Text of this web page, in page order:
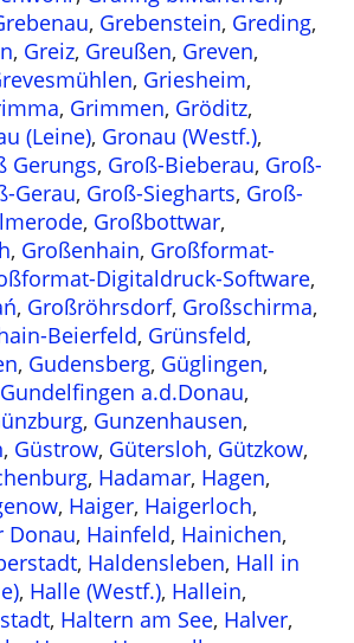
, Grebenstein, Greding,
, Greiz, Greußen, Greven,
, Griesheim,
, Grimmen, Gröditz,
(Leine), Gronau (Westf.),
Gerungs, Groß-Bieberau, Groß-
Gerau, Groß-Siegharts, Groß-
, Großbottwar,
, Großenhain, Großformat-
Digitaldruck-Software,
, Großröhrsdorf, Großschirma,
Beierfeld, Grünsfeld,
, Gudensberg, Güglingen,
Gundelfingen a.d.Donau,
, Gunzenhausen,
, Güstrow, Gütersloh, Gützkow,
, Hadamar, Hagen,
, Haiger, Haigerloch,
Donau, Hainfeld, Hainichen,
, Haldensleben, Hall in
, Halle (Westf.), Hallein,
, Haltern am See, Halver,